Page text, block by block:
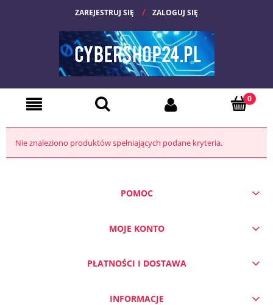
ZAREJESTRUJ SIĘ ZALOGUJ SIĘ
Nie znaleziono produktów spełniających podane kryteria.
POMOC
MOJE KONTO
PŁATNOŚCI I DOSTAWA
INFORMACJE